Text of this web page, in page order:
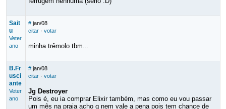
Sait
u
Veter
ano
# jan/08
citar· votar
minha trêmolo tbm...
B.Fr
usci
ante
Veter
ano
# jan/08
citar· votar
Jg Destroyer
Pois é, eu ia comprar Elixir também, mas como eu vou passar
um mês na praia acho q nem vale a pena pois tem chance de